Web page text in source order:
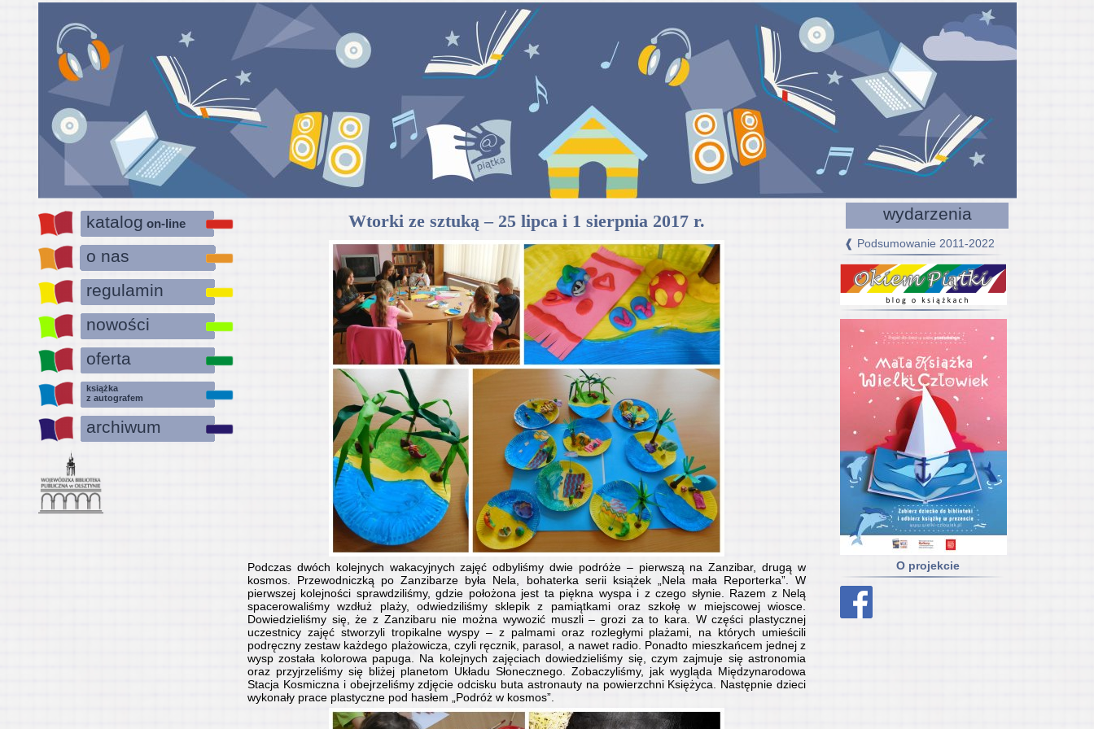
katalog on-line
o nas
regulamin
nowości
oferta
książka
z autografem
archiwum
Wtorki ze sztuką – 25 lipca i 1 sierpnia 2017 r.
Podczas dwóch kolejnych wakacyjnych zajęć odbyliśmy dwie podróże – pierwszą na Zanzibar, drugą w
kosmos. Przewodniczką po Zanzibarze była Nela, bohaterka serii książek „Nela mała Reporterka”. W
pierwszej kolejności sprawdziliśmy, gdzie położona jest ta piękna wyspa i z czego słynie. Razem z Nelą
spacerowaliśmy wzdłuż plaży, odwiedziliśmy sklepik z pamiątkami oraz szkołę w miejscowej wiosce.
Dowiedzieliśmy się, że z Zanzibaru nie można wywozić muszli – grozi za to kara. W części plastycznej
uczestnicy zajęć stworzyli tropikalne wyspy – z palmami oraz rozległymi plażami, na których umieścili
podręczny zestaw każdego plażowicza, czyli ręcznik, parasol, a nawet radio. Ponadto mieszkańcem jednej z
wysp została kolorowa papuga. Na kolejnych zajęciach dowiedzieliśmy się, czym zajmuje się astronomia
oraz przyjrzeliśmy się bliżej planetom Układu Słonecznego. Zobaczyliśmy, jak wygląda Międzynarodowa
Stacja Kosmiczna i obejrzeliśmy zdjęcie odcisku buta astronauty na powierzchni Księżyca. Następnie dzieci
wykonały prace plastyczne pod hasłem „Podróż w kosmos”.
wydarzenia
❰ Podsumowanie 2011-2022
O projekcie